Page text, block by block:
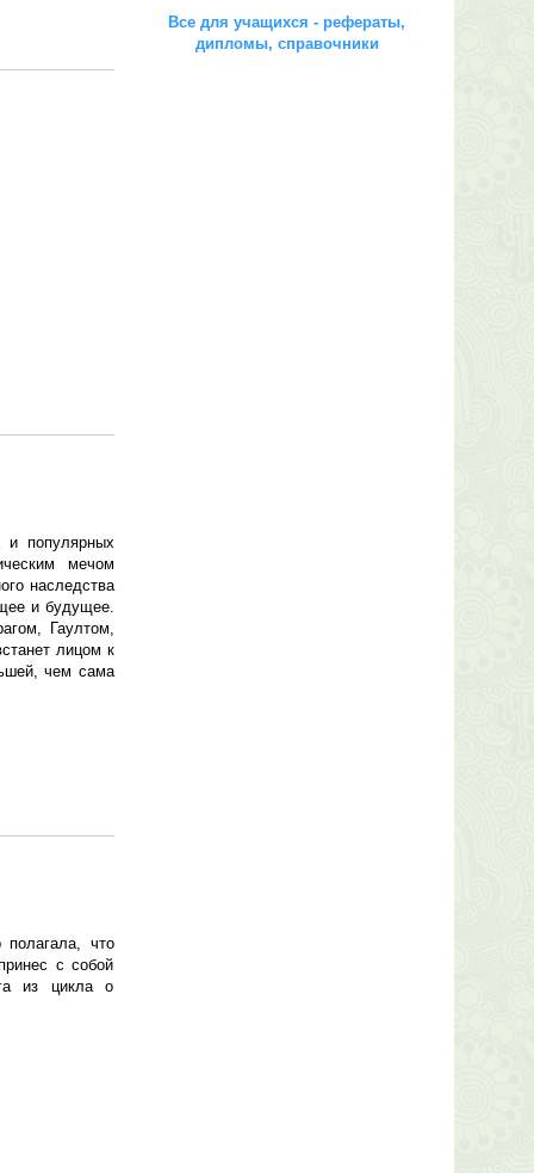
и популярных
мечом
наследства
и будущее.
Гаултом,
лицом к
чем сама
что
с собой
из цикла о
Все для учащихся - рефераты,
дипломы, справочники